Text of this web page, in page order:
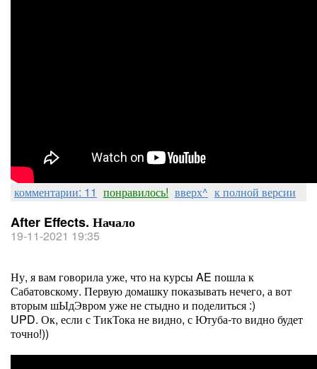
комментарии: 11 понравилось! вверх^ к полной версии
After Effects. Начало
19-11-2021 19:35
Ну, я вам говорила уже, что на курсы AE пошла к
Сабатовскому. Первую домашку показывать нечего, а вот
вторым шЫдЭвром уже не стыдно и поделиться :)
UPD. Ок, если с ТикТока не видно, с Ютуба-то видно будет
точно!))